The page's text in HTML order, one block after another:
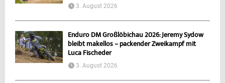
3. August 2026
Enduro DM Großlöbichau 2026: Jeremy Sydow
bleibt makellos – packender Zweikampf mit
Luca Fischeder
3. August 2026